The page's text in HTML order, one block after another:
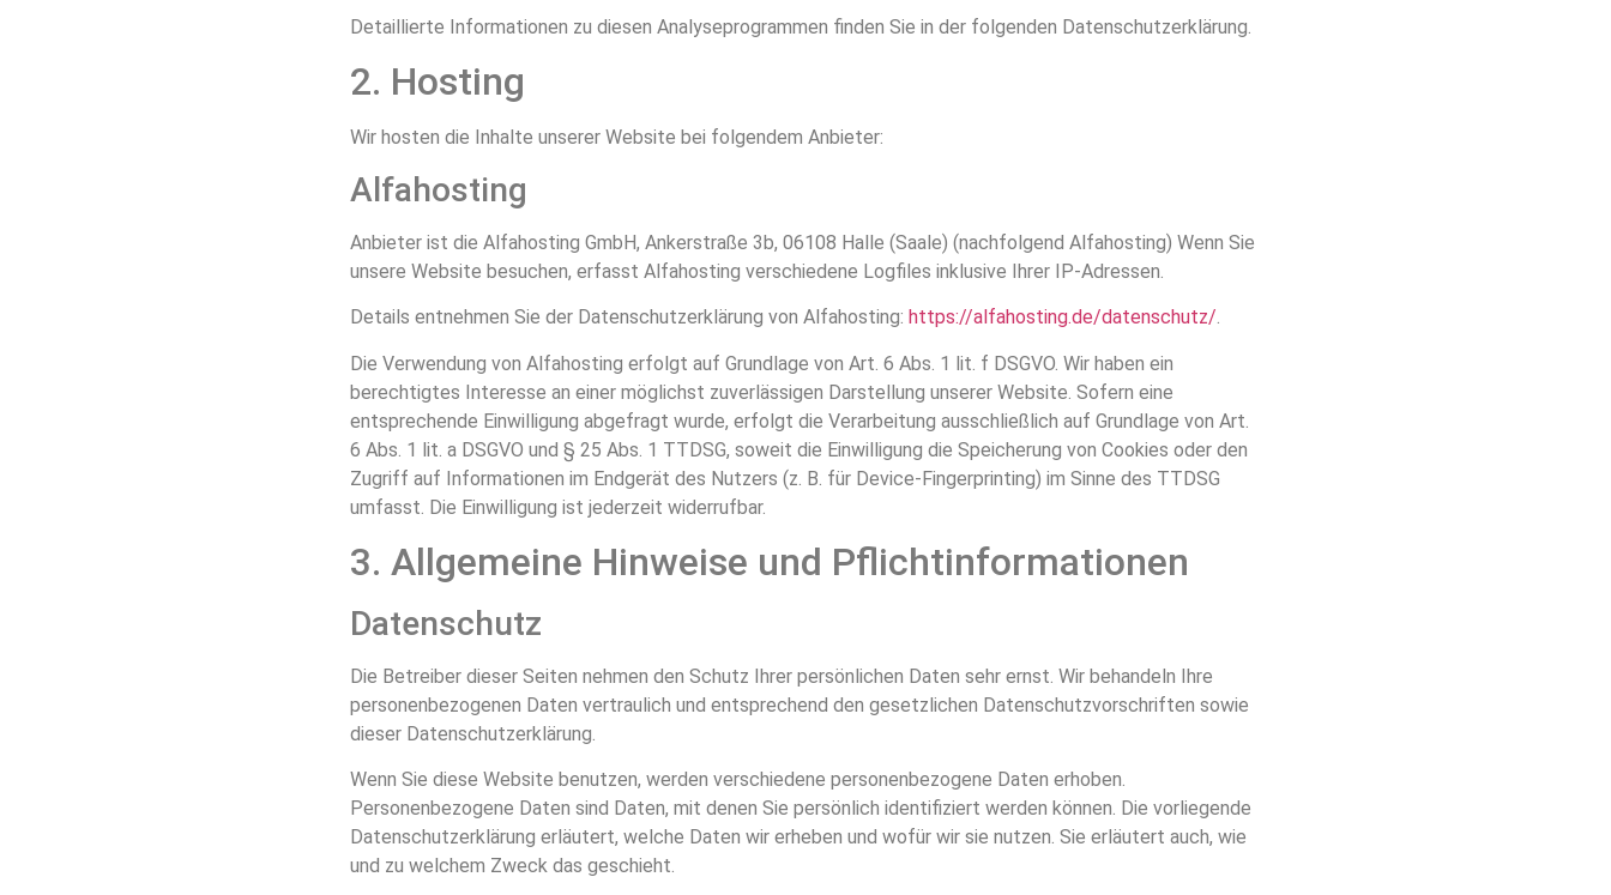
Detaillierte Informationen zu diesen Analyseprogrammen finden Sie in der folgenden Datenschutzerklärung.
2. Hosting
Wir hosten die Inhalte unserer Website bei folgendem Anbieter:
Alfahosting
Anbieter ist die Alfahosting GmbH, Ankerstraße 3b, 06108 Halle (Saale) (nachfolgend Alfahosting) Wenn Sie
unsere Website besuchen, erfasst Alfahosting verschiedene Logfiles inklusive Ihrer IP-Adressen.
Details entnehmen Sie der Datenschutzerklärung von Alfahosting: https://alfahosting.de/datenschutz/.
Die Verwendung von Alfahosting erfolgt auf Grundlage von Art. 6 Abs. 1 lit. f DSGVO. Wir haben ein
berechtigtes Interesse an einer möglichst zuverlässigen Darstellung unserer Website. Sofern eine
entsprechende Einwilligung abgefragt wurde, erfolgt die Verarbeitung ausschließlich auf Grundlage von Art.
6 Abs. 1 lit. a DSGVO und § 25 Abs. 1 TTDSG, soweit die Einwilligung die Speicherung von Cookies oder den
Zugriff auf Informationen im Endgerät des Nutzers (z. B. für Device-Fingerprinting) im Sinne des TTDSG
umfasst. Die Einwilligung ist jederzeit widerrufbar.
3. Allgemeine Hinweise und Pflicht­informationen
Datenschutz
Die Betreiber dieser Seiten nehmen den Schutz Ihrer persönlichen Daten sehr ernst. Wir behandeln Ihre
personenbezogenen Daten vertraulich und entsprechend den gesetzlichen Datenschutzvorschriften sowie
dieser Datenschutzerklärung.
Wenn Sie diese Website benutzen, werden verschiedene personenbezogene Daten erhoben.
Personenbezogene Daten sind Daten, mit denen Sie persönlich identifiziert werden können. Die vorliegende
Datenschutzerklärung erläutert, welche Daten wir erheben und wofür wir sie nutzen. Sie erläutert auch, wie
und zu welchem Zweck das geschieht.